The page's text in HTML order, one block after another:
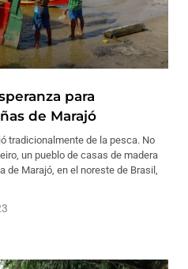
para
de Marajó
tradicionalmente de la pesca. No
un pueblo de casas de madera
de Marajó, en el noreste de Brasil,